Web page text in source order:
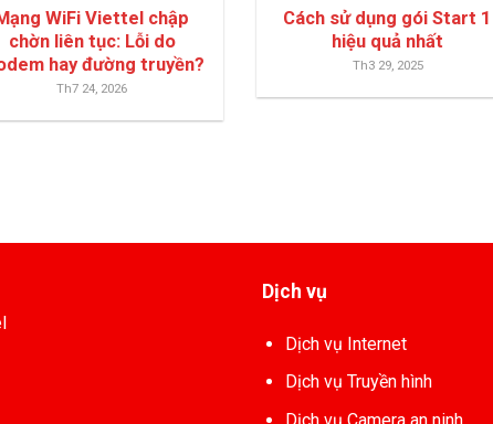
WiFi Viettel chập
chờn liên tục: Lỗi do
hay đường truyền?
Th7 24, 2026
Cách sử dụng gói Start 1
hiệu quả nhất
Th3 29, 2025
Dịch vụ
Dịch vụ Internet
Dịch vụ Truyền hình